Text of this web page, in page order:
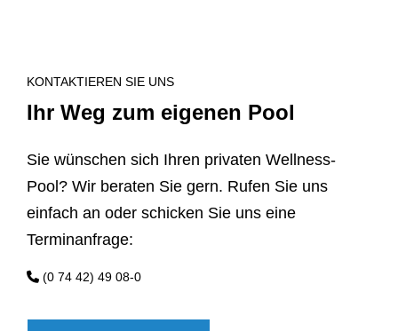
KONTAKTIEREN SIE UNS
Ihr Weg zum eigenen Pool
Sie wünschen sich Ihren privaten Wellness-
Pool? Wir beraten Sie gern. Rufen Sie uns
einfach an oder schicken Sie uns eine
Terminanfrage:
(0 74 42) 49 08-0